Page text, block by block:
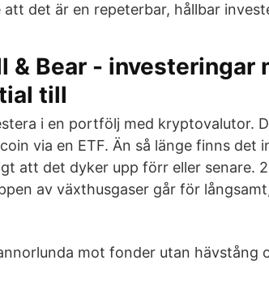
det är en repeterbar, hållbar
& Bear - investeringar
till
i en portfölj med kryptovalutor.
via en ETF. Än så länge finns det
att det dyker upp förr eller senare.
av växthusgaser går för
mot fonder utan hävstång